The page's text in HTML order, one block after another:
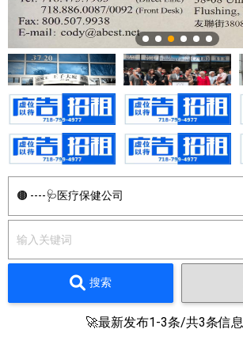
搜索
🚀最新发布1-3条/共3条信息